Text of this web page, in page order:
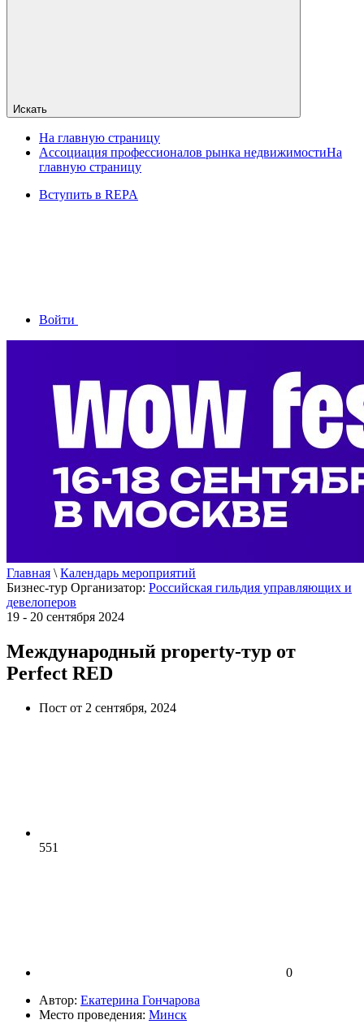
Искать
На главную страницу
Ассоциация профессионалов рынка недвижимостиНа
главную страницу
Вступить в REPA
Войти
Главная \ Календарь мероприятий
Бизнес-тур Организатор: Российская гильдия управляющих и
девелоперов
19 - 20 сентября 2024
Международный property-тур от
Perfect RED
Пост от 2 сентября, 2024
551
0
Автор: Екатерина Гончарова
Место проведения: Минск